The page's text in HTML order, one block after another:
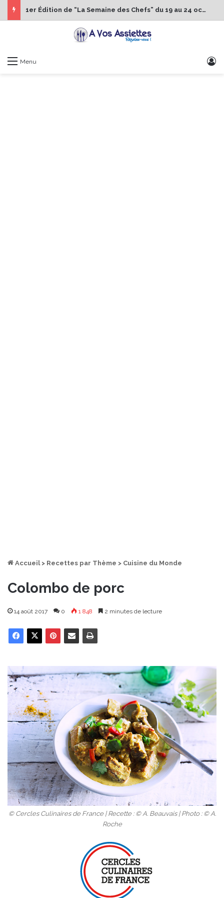
1er Édition de “La Semaine des Chefs” du 19 au 24 octobre 2026
Menu
Accueil > Recettes par Thème > Cuisine du Monde
Colombo de porc
14 août 2017 0 1 848 2 minutes de lecture
© Cercles Culinaires de France | Recette : © A. Beauvais | Photo : © A.
Roche